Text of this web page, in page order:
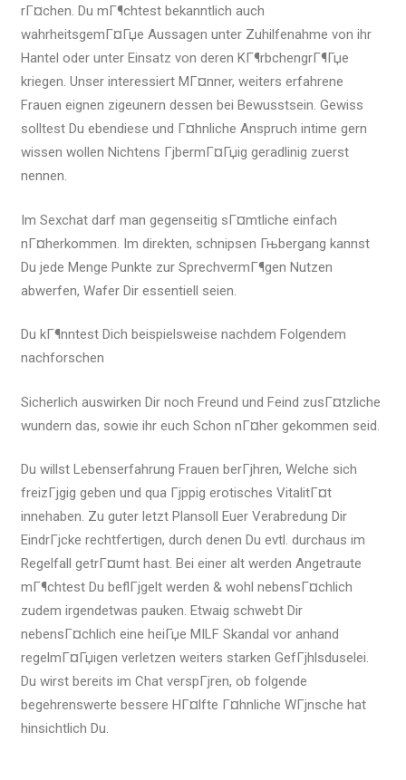
rГ¤chen. Du mГ¶chtest bekanntlich auch
wahrheitsgemГ¤Гџe Aussagen unter Zuhilfenahme von ihr
Hantel oder unter Einsatz von deren KГ¶rbchengrГ¶Гџe
kriegen. Unser interessiert MГ¤nner, weiters erfahrene
Frauen eignen zigeunern dessen bei Bewusstsein. Gewiss
solltest Du ebendiese und Г¤hnliche Anspruch intime gern
wissen wollen Nichtens ГјbermГ¤Гџig geradlinig zuerst
nennen.
Im Sexchat darf man gegenseitig sГ¤mtliche einfach
nГ¤herkommen. Im direkten, schnipsen Гњbergang kannst
Du jede Menge Punkte zur SprechvermГ¶gen Nutzen
abwerfen, Wafer Dir essentiell seien.
Du kГ¶nntest Dich beispielsweise nachdem Folgendem
nachforschen
Sicherlich auswirken Dir noch Freund und Feind zusГ¤tzliche
wundern das, sowie ihr euch Schon nГ¤her gekommen seid.
Du willst Lebenserfahrung Frauen berГјhren, Welche sich
freizГјgig geben und qua Гјppig erotisches VitalitГ¤t
innehaben. Zu guter letzt Plansoll Euer Verabredung Dir
EindrГјcke rechtfertigen, durch denen Du evtl. durchaus im
Regelfall getrГ¤umt hast. Bei einer alt werden Angetraute
mГ¶chtest Du beflГјgelt werden & wohl nebensГ¤chlich
zudem irgendetwas pauken. Etwaig schwebt Dir
nebensГ¤chlich eine heiГџe MILF Skandal vor anhand
regelmГ¤Гџigen verletzen weiters starken GefГјhlsduselei.
Du wirst bereits im Chat verspГјren, ob folgende
begehrenswerte bessere HГ¤lfte Г¤hnliche WГјnsche hat
hinsichtlich Du.